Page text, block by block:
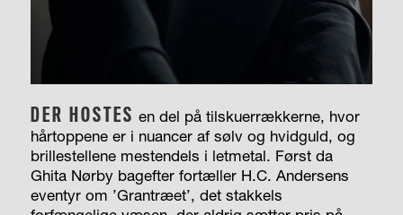
DER HOSTES en del på tilskuerrækkerne, hvor
hårtoppene er i nuancer af sølv og hvidguld, og
brillestellene mestendels i letmetal. Først da
Ghita Nørby bagefter fortæller H.C. Andersens
eventyr om ’Grantræet’, det stakkels